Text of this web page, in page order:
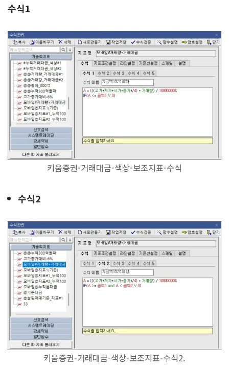
수식1
키움증권-거래대금-색상-보조지표-수식
수식2
키움증권-거래대금-색상-보조지표-수식2.